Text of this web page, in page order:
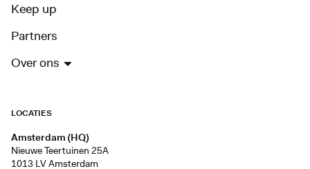
Keep up
Partners
Over ons
LOCATIES
Amsterdam (HQ)
Nieuwe Teertuinen 25A
1013 LV Amsterdam